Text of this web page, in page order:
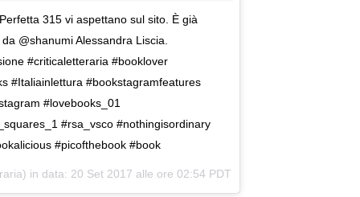
315 vi aspettano sul sito. È già
@shanumi Alessandra Liscia.
#criticaletteraria #booklover
#Italiainlettura #bookstagramfeatures
#lovebooks_01
#rsa_vsco #nothingisordinary
#picofthebook #book
in data: 20 Set 2017 alle ore 02:54 PDT